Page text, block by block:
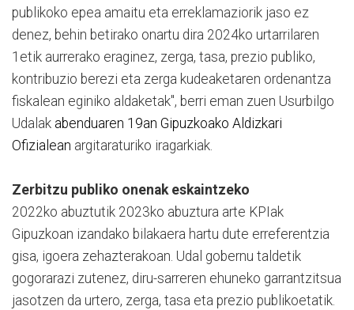
publikoko epea amaitu eta erreklamaziorik jaso ez
denez, behin betirako onartu dira 2024ko urtarrilaren
1etik aurrerako eraginez, zerga, tasa, prezio publiko,
kontribuzio berezi eta zerga kudeaketaren ordenantza
fiskalean eginiko aldaketak", berri eman zuen Usurbilgo
Udalak abenduaren 19an Gipuzkoako Aldizkari
Ofizialean argitaraturiko iragarkiak.
Zerbitzu publiko onenak eskaintzeko
2022ko abuztutik 2023ko abuztura arte KPIak
Gipuzkoan izandako bilakaera hartu dute erreferentzia
gisa, igoera zehazterakoan. Udal gobernu taldetik
gogorarazi zutenez, diru-sarreren ehuneko garrantzitsua
jasotzen da urtero, zerga, tasa eta prezio publikoetatik.